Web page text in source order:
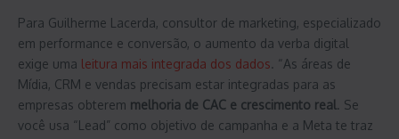
Para Guilherme Lacerda, consultor de marketing, especializado
em performance e conversão, o aumento da verba digital
exige uma leitura mais integrada dos dados. “As áreas de
Mídia, CRM e vendas precisam estar integradas para as
empresas obterem melhoria de CAC e crescimento real . Se
você usa “Lead” como objetivo de campanha e a Meta te traz